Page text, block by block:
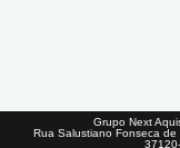
Grupo Next
Rua Salustiano Fonseca de